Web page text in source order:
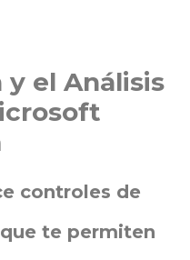
el Análisis
controles de
te permiten